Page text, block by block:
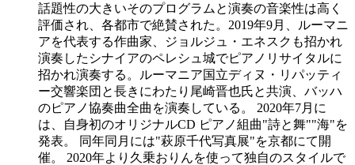
話題性の大きいそのプログラムと演奏の音楽性は高く
評価され、各都市で絶賛された。2019年9月、ルーマニ
アを代表する作曲家、ジョルジュ・エネスクも招かれ
演奏したシナイアのペレシュ城でピアノリサイタルに
招かれ演奏する。ルーマニア国立ディヌ・リパッティ
ー交響楽団と長きにわたり尾崎晋也氏と共演、バッハ
のピアノ協奏曲全曲を演奏している。 2020年7月に
は、自身初のオリジナルCD ピアノ組曲"詩と舞""海"を
発表。 同年同月には"萩原千代写真展"を京都にて開
催。 2020年より久乗おりんを使って独自のスタイルで